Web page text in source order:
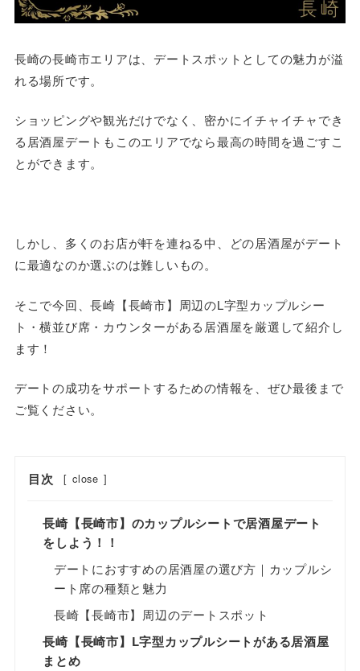
長崎の長崎市エリアは、デートスポットとしての魅力が溢
れる場所です。
ショッピングや観光だけでなく、密かにイチャイチャでき
る居酒屋デートもこのエリアでなら最高の時間を過ごすこ
とができます。
しかし、多くのお店が軒を連ねる中、どの居酒屋がデート
に最適なのか選ぶのは難しいもの。
そこで今回、長崎【長崎市】周辺​のL字型カップルシー
ト・横並び席・カウンターがある居酒屋を厳選して紹介し
ます！
デートの成功をサポートするための情報を、ぜひ最後まで
ご覧ください。
目次 [ close ]
長崎【長崎市】のカップルシートで居酒屋デート
をしよう！！
デートにおすすめの居酒屋の選び方｜カップルシ
ート席の種類と魅力
長崎【長崎市】周辺のデートスポット
長崎【長崎市】L字型カップルシートがある居酒屋
まとめ